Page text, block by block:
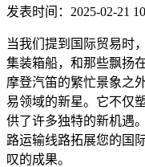
发表时间：2025-02-21
当我们提到国际贸易时
集装箱船，和那些飘扬
摩登汽笛的繁忙景象之
易领域的新星。它不仅
供了许多独特的新机遇
路运输线路拓展您的国
叹的成果。